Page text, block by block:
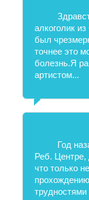
алкоголик
был
точнее это
болезнь.Я
артистом...
Год
Реб. Центре,
что только
трудностями